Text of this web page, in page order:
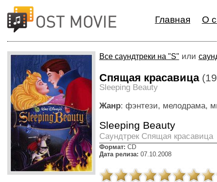
Главная О
Все саундтреки на "S" или
Спящая красавица
Sleeping Beauty
Жанр: фэнтези, мелодрама,
Sleeping Beauty
Cаундтрек Спящая красавица
Формат: CD
Дата релиза: 07.10.2008